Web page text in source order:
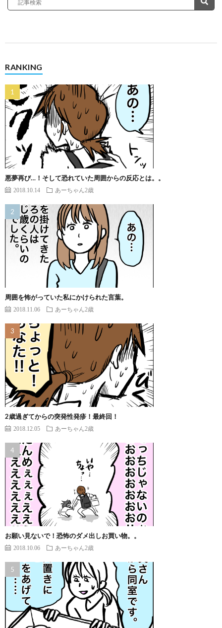
RANKING
悪夢再び…！そして恐れていた周囲からの反応とは。。
2018.10.14 あーちゃん2歳
周囲を怖がっていた私にかけられた言葉。
2018.11.06 あーちゃん2歳
2歳過ぎてからの突発性発疹！最終回！
2018.12.05 あーちゃん2歳
お願い見ないで！恐怖のダメ出しお買い物。。
2018.10.06 あーちゃん2歳